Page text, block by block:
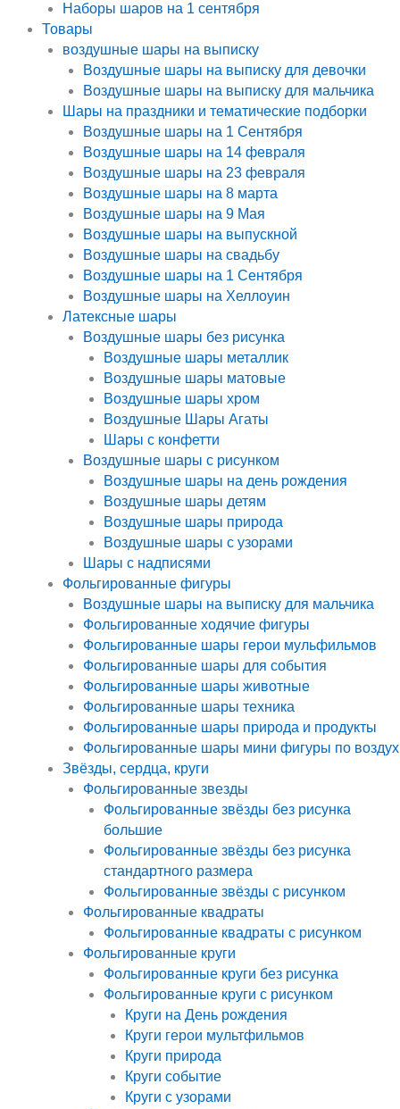
Наборы шаров на 1 сентября
Товары
воздушные шары на выписку
Воздушные шары на выписку для девочки
Воздушные шары на выписку для мальчика
Шары на праздники и тематические подборки
Воздушные шары на 1 Сентября
Воздушные шары на 14 февраля
Воздушные шары на 23 февраля
Воздушные шары на 8 марта
Воздушные шары на 9 Мая
Воздушные шары на выпускной
Воздушные шары на свадьбу
Воздушные шары на 1 Сентября
Воздушные шары на Хеллоуин
Латексные шары
Воздушные шары без рисунка
Воздушные шары металлик
Воздушные шары матовые
Воздушные шары хром
Воздушные Шары Агаты
Шары с конфетти
Воздушные шары с рисунком
Воздушные шары на день рождения
Воздушные шары детям
Воздушные шары природа
Воздушные шары с узорами
Шары с надписями
Фольгированные фигуры
Воздушные шары на выписку для мальчика
Фольгированные ходячие фигуры
Фольгированные шары герои мульфильмов
Фольгированные шары для события
Фольгированные шары животные
Фольгированные шары техника
Фольгированные шары природа и продукты
Фольгированные шары мини фигуры по воздух
Звёзды, сердца, круги
Фольгированные звезды
Фольгированные звёзды без рисунка
большие
Фольгированные звёзды без рисунка
стандартного размера
Фольгированные звёзды с рисунком
Фольгированные квадраты
Фольгированные квадраты с рисунком
Фольгированные круги
Фольгированные круги без рисунка
Фольгированные круги с рисунком
Круги на День рождения
Круги герои мультфильмов
Круги природа
Круги событие
Круги с узорами